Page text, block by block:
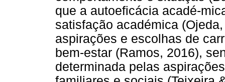
que a autoeficácia acadé-
satisfação académica
aspirações e escolhas de
bem-estar (Ramos, 2016),
determinada pelas